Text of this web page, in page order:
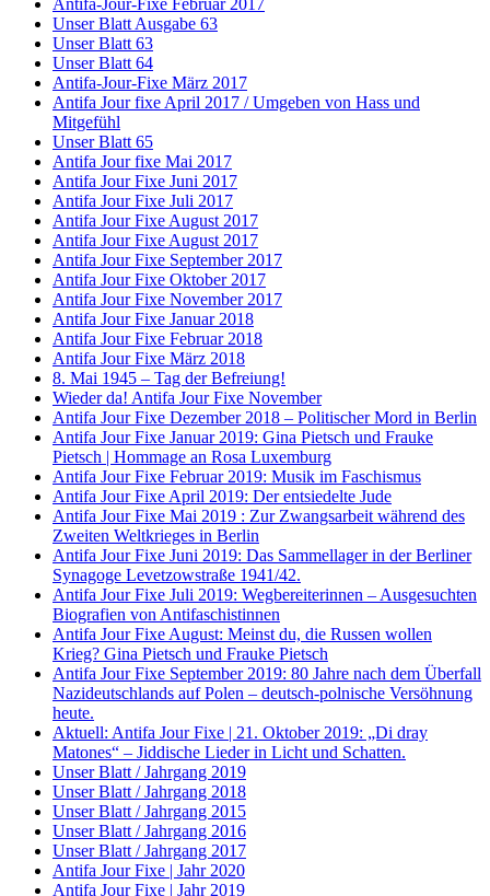
Antifa-Jour-Fixe Februar 2017
Unser Blatt Ausgabe 63
Unser Blatt 63
Unser Blatt 64
Antifa-Jour-Fixe März 2017
Antifa Jour fixe April 2017 / Umgeben von Hass und
Mitgefühl
Unser Blatt 65
Antifa Jour fixe Mai 2017
Antifa Jour Fixe Juni 2017
Antifa Jour Fixe Juli 2017
Antifa Jour Fixe August 2017
Antifa Jour Fixe August 2017
Antifa Jour Fixe September 2017
Antifa Jour Fixe Oktober 2017
Antifa Jour Fixe November 2017
Antifa Jour Fixe Januar 2018
Antifa Jour Fixe Februar 2018
Antifa Jour Fixe März 2018
8. Mai 1945 – Tag der Befreiung!
Wieder da! Antifa Jour Fixe November
Antifa Jour Fixe Dezember 2018 – Politischer Mord in Berlin
Antifa Jour Fixe Januar 2019: Gina Pietsch und Frauke
Pietsch | Hommage an Rosa Luxemburg
Antifa Jour Fixe Februar 2019: Musik im Faschismus
Antifa Jour Fixe April 2019: Der entsiedelte Jude
Antifa Jour Fixe Mai 2019 : Zur Zwangsarbeit während des
Zweiten Weltkrieges in Berlin
Antifa Jour Fixe Juni 2019: Das Sammellager in der Berliner
Synagoge Levetzowstraße 1941/42.
Antifa Jour Fixe Juli 2019: Wegbereiterinnen – Ausgesuchten
Biografien von Antifaschistinnen
Antifa Jour Fixe August: Meinst du, die Russen wollen
Krieg? Gina Pietsch und Frauke Pietsch
Antifa Jour Fixe September 2019: 80 Jahre nach dem Überfall
Nazideutschlands auf Polen – deutsch-polnische Versöhnung
heute.
Aktuell: Antifa Jour Fixe | 21. Oktober 2019: „Di dray
Matones“ – Jiddische Lieder in Licht und Schatten.
Unser Blatt / Jahrgang 2019
Unser Blatt / Jahrgang 2018
Unser Blatt / Jahrgang 2015
Unser Blatt / Jahrgang 2016
Unser Blatt / Jahrgang 2017
Antifa Jour Fixe | Jahr 2020
Antifa Jour Fixe | Jahr 2019